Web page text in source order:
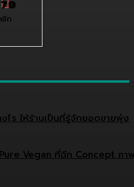
ชิก
ไร ให้ร้านเป็นที่รู้จักยอดขายพุ่ง
Vegan ที่ฉีก Concept ภา